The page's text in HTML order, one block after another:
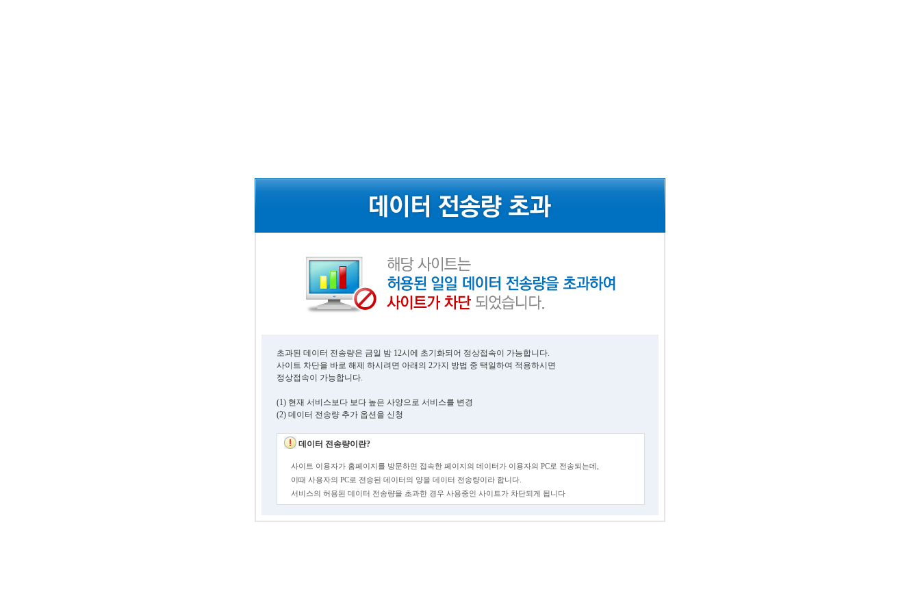
초과된 데이터 전송량은 금일 밤 12시에 초기화되어 정상접속이 가능합니다.
사이트 차단을 바로 해제 하시려면 아래의 2가지 방법 중 택일하여 적용하시면
정상접속이 가능합니다.
(1) 현재 서비스보다 보다 높은 사양으로 서비스를 변경
(2) 데이터 전송량 추가 옵션을 신청
데이터 전송량이란?
사이트 이용자가 홈페이지를 방문하면 접속한 페이지의 데이터가 이용자의 PC로 전송되는데,
이때 사용자의 PC로 전송된 데이터의 양을 데이터 전송량이라 합니다.
서비스의 허용된 데이터 전송량을 초과한 경우 사용중인 사이트가 차단되게 됩니다